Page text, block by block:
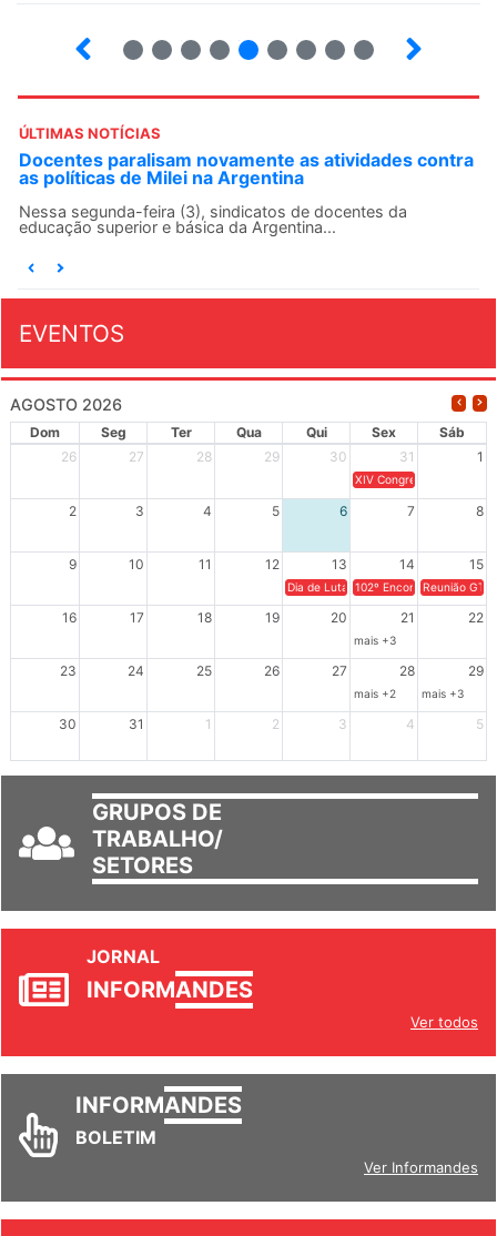
ÚLTIMAS NOTÍCIAS
Docentes paralisam novamente as atividades contra
as políticas de Milei na Argentina
Nessa segunda-feira (3), sindicatos de docentes da
educação superior e básica da Argentina...
EVENTOS
AGOSTO 2026
Dom Seg Ter Qua Qui Sex
Sáb
26
27 28 29 30 31 1
XIV Congresso Brasileiro
2 3 4 5 6 7 8
9 10 11 12 13 14 15
Dia de Luta em Defesa de Cuba e da
102º Encontro da
Reunião
16 17 18 19 20 21 22
mais +3
23 24 25 26 27 28 29
mais +2 mais +3
30 31 1 2 3 4 5
GRUPOS DE
TRABALHO/
SETORES
JORNAL
INFORMANDES
Ver todos
INFORMANDES
BOLETIM
Ver Informandes